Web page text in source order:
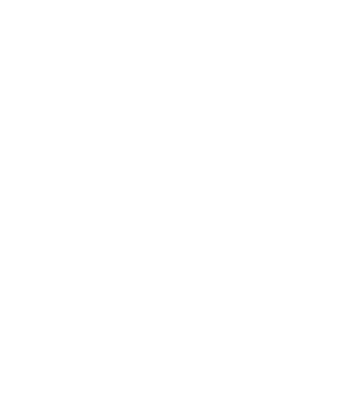
oder Zugriff auf Informationen auf einem Endgerät
Daten zur Auswahl von Werbeanzeigen